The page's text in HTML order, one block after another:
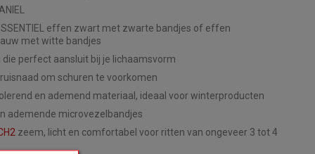
effen zwart met zwarte bandjes of effen
met witte bandjes
die perfect aansluit bij je lichaamsvorm
om schuren te voorkomen
en ademend materiaal, ideaal voor winterproducten
ademende microvezelbandjes
zeem, licht en comfortabel voor ritten van ongeveer 3 tot 4